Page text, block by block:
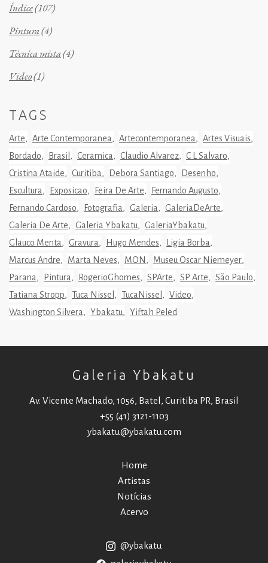
Índice(107)
Pintura(4)
Técnica mista(4)
Video(1)
TAGS
Arte Arte Contemporanea Artecontemporanea
Artes Visuais
Bordado
Brasil Ceramica Claudio Alvarez
C L Salvaro
Cristina Ataide
Curitiba Debora Santiago
Desenho
Escultura
Exposicao Feira De Arte
Fernando Augusto
Fernando Cardoso
Fotografia Galeria
GaleriaDeArte
Galeria De Arte
Galeria Ybakatu
GaleriaYbakatu
Glauco Menta
Gravura Hugo Mendes
Ligia Borba
Marcus Andre
Marta Neves MON
Museu Oscar Niemeyer
Parana
Pintura RogerioGhomes SPArte SP Arte
São Paulo
Tatiana Stropp
Tuca Nissel TucaNissel
Video
Washington Silvera
Ybakatu Yiftah Peled
Galeria Ybakatu
Av. Vicente Machado, 1056, Batel, Curitiba PR, Brasil
+55 (41) 3121-1103
ybakatu@ybakatu.com
Home
Artistas
Notícias
Acervo
@ybakatu